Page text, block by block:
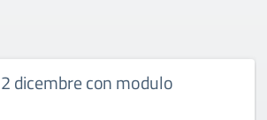
dicembre con modulo